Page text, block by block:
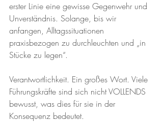
erster Linie eine gewisse Gegenwehr und
Unverständnis. Solange, bis wir
anfangen, Alltagssituationen
praxisbezogen zu durchleuchten und „in
Stücke zu legen“.
Verantwortlichkeit. Ein großes Wort. Viele
Führungskräfte sind sich nicht VOLLENDS
bewusst, was dies für sie in der
Konsequenz bedeutet.